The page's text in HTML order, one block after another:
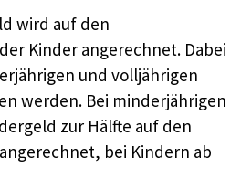
wird auf den
Kinder angerechnet. Dabei
und volljährigen
werden. Bei minderjährigen
zur Hälfte auf den
bei Kindern ab